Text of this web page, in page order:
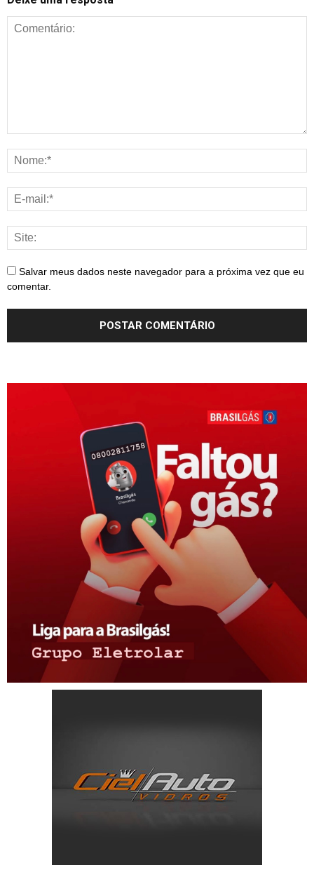
Salvar meus dados neste navegador para a próxima vez que eu
comentar.